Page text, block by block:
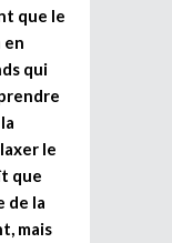
que le
en
qui
le
que
de la
mais